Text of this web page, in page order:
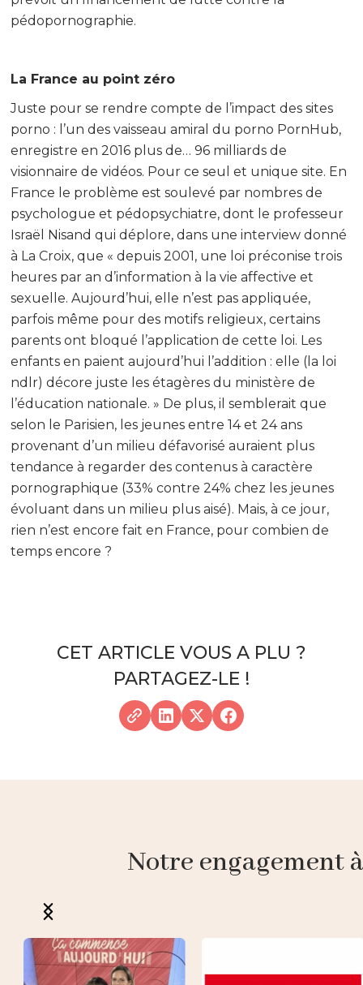
pédopornographie.
La France au point zéro
Juste pour se rendre compte de l’impact des sites
porno : l’un des vaisseau amiral du porno PornHub,
enregistre en 2016 plus de… 96 milliards de
visionnaire de vidéos. Pour ce seul et unique site. En
France le problème est soulevé par nombres de
psychologue et pédopsychiatre, dont le professeur
Israël Nisand qui déplore, dans une interview donné
à La Croix, que « depuis 2001, une loi préconise trois
heures par an d’information à la vie affective et
sexuelle. Aujourd’hui, elle n’est pas appliquée,
parfois même pour des motifs religieux, certains
parents ont bloqué l’application de cette loi. Les
enfants en paient aujourd’hui l’addition : elle (la loi
ndlr) décore juste les étagères du ministère de
l’éducation nationale. » De plus, il semblerait que
selon le Parisien, les jeunes entre 14 et 24 ans
provenant d’un milieu défavorisé auraient plus
tendance à regarder des contenus à caractère
pornographique (33% contre 24% chez les jeunes
évoluant dans un milieu plus aisé). Mais, à ce jour,
rien n’est encore fait en France, pour combien de
temps encore ?
CET ARTICLE VOUS A PLU ?
PARTAGEZ-LE !
Notre engagement